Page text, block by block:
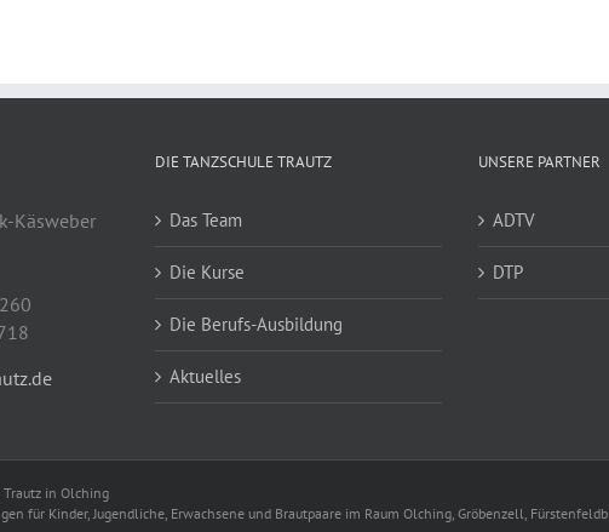
Käsweber
DIE TANZSCHULE TRAUTZ
Das Team
Die Kurse
Die Berufs-Ausbildung
Aktuelles
UNSERE PARTNER
ADTV
DTP
in Olching
für Kinder, Jugendliche, Erwachsene und Brautpaare im Raum Olching, Gröbenzell,